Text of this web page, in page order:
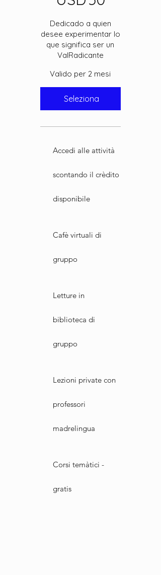
Dedicado a quien
desee experimentar lo
que significa ser un
ValRadicante
Valido per 2 mesi
Seleziona
Accedi alle attività
scontando il crèdito
disponibile
Cafè virtuali di
gruppo
Letture in
biblioteca di
gruppo
Lezioni private con
professori
madrelingua
Corsi temàtici -
gratis